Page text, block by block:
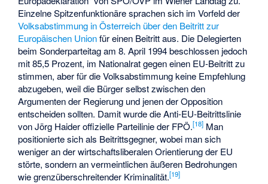
Einzelne Spitzenfunktionäre sprachen sich im Vorfeld der
Volksabstimmung in Österreich über den Beitritt zur
Europäischen Unionfür einen Beitritt aus. Die Delegierten
beim Sonderparteitag am 8. April 1994 beschlossen jedoch
mit 85,5 Prozent, im Nationalrat gegen einen EU-Beitritt zu
stimmen, aber für die Volksabstimmung keine Empfehlung
abzugeben, weil die Bürger selbst zwischen den
Argumenten der Regierung und jenen der Opposition
entscheiden sollten. Damit wurde die Anti-EU-Beitrittslinie
von Jörg Haider offizielle Parteilinie der FPÖ.[18] Man
positionierte sich als Beitrittsgegner, wobei man sich
weniger an der wirtschaftsliberalen Orientierung der EU
störte, sondern an vermeintlichen äußeren Bedrohungen
wie grenzüberschreitender Kriminalität.[19]